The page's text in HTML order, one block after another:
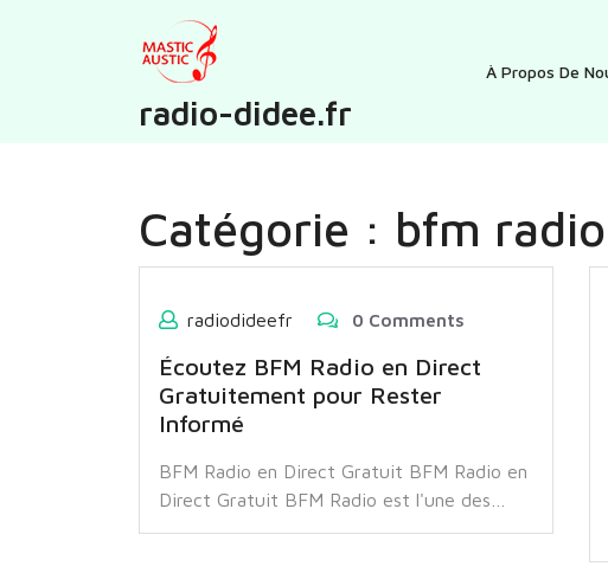
radio-didee.fr
À Propos De
Catégorie : bfm radio
radiodideefr 0 Comments
Écoutez BFM Radio en Direct
Gratuitement pour Rester
Informé
BFM Radio en Direct Gratuit BFM Radio en
Direct Gratuit BFM Radio est l'une des…